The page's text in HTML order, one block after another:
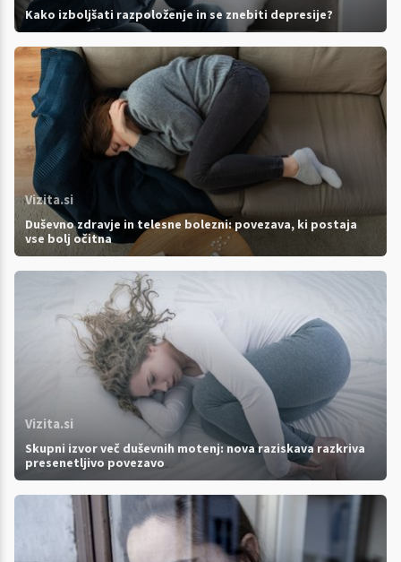
Kako izboljšati razpoloženje in se znebiti depresije?
Vizita.si
Duševno zdravje in telesne bolezni: povezava, ki postaja
vse bolj očitna
Vizita.si
Skupni izvor več duševnih motenj: nova raziskava razkriva
presenetljivo povezavo